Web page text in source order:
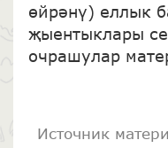
өйрәнү) еллык
җыентыклары
очрашулар
Источник